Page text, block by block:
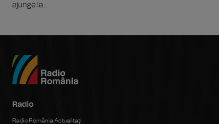
ajunge la...
Radio
Radio România Actualitaţi